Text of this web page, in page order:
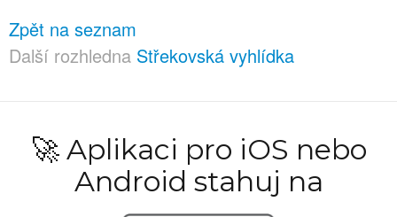
Zpět na seznam
Další rozhledna Střekovská vyhlídka
🚀 Aplikaci pro iOS nebo
Android stahuj na